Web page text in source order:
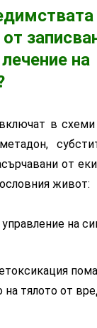
на
в схеми
от
живот:
на
на тялото от